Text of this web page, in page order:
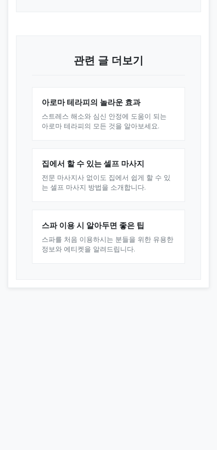
관련 글 더보기
아로마 테라피의 놀라운 효과
스트레스 해소와 심신 안정에 도움이 되는
아로마 테라피의 모든 것을 알아보세요.
집에서 할 수 있는 셀프 마사지
전문 마사지사 없이도 집에서 쉽게 할 수 있
는 셀프 마사지 방법을 소개합니다.
스파 이용 시 알아두면 좋은 팁
스파를 처음 이용하시는 분들을 위한 유용한
정보와 에티켓을 알려드립니다.